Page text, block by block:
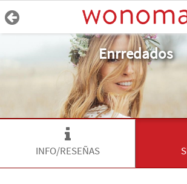
Enrredados
INFO/RESEÑAS